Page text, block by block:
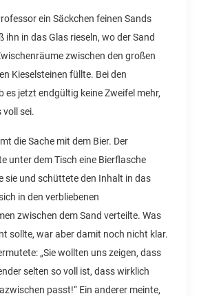
ein Säckchen feinen Sands
ihn in das Glas rieseln, wo der Sand
zwischen den großen
Kieselsteinen füllte. Bei den
es jetzt endgültig keine Zweifel mehr,
voll sei.
die Sache mit dem Bier. Der
unter dem Tisch eine Bierflasche
sie und schüttete den Inhalt in das
in den verbliebenen
zwischen dem Sand verteilte. Was
sollte, war aber damit noch nicht klar.
„Sie wollten uns zeigen, dass
selten so voll ist, dass wirklich
passt!“ Ein anderer meinte,